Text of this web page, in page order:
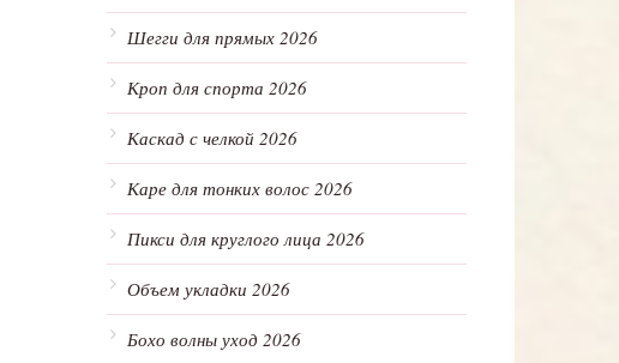
Шегги для прямых 2026
Кроп для спорта 2026
Каскад с челкой 2026
Каре для тонких волос 2026
Пикси для круглого лица 2026
Объем укладки 2026
Бохо волны уход 2026